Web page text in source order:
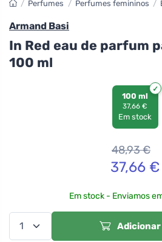
/ Perfumes / Perfumes femininos /
Armand Basi
In Red eau de parfum
100 ml
100 ml
37,66 €
Em stock
48,93€
37,66€
Em stock - Enviamos